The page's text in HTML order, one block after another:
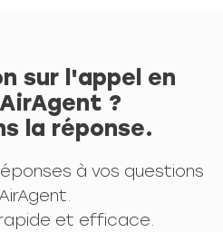
sur l'appel en
?
la réponse.
à vos questions
et efficace.